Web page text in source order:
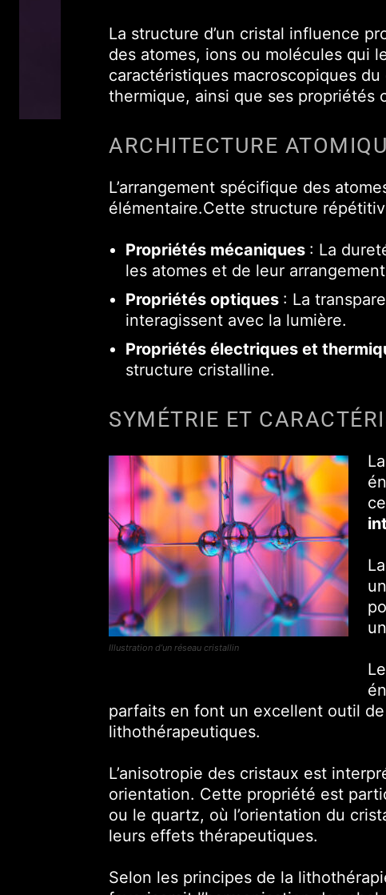
La structure d’un cristal influence
des atomes, ions ou molécules qui
caractéristiques macroscopiques
thermique, ainsi que ses propriétés
ARCHITECTURE
L’arrangement spécifique des
élémentaire.Cette structure
Propriétés mécaniques : La
les atomes et de leur
Propriétés optiques : La
interagissent avec la lumière.
Propriétés électriques et
structure cristalline.
SYMÉTRIE ET
Illustration d’un réseau cristallin
parfaits en font un excellent outil
lithothérapeutiques.
L’anisotropie des cristaux est
orientation. Cette propriété est
ou le quartz, où l’orientation du
leurs effets thérapeutiques.
Selon les principes de la